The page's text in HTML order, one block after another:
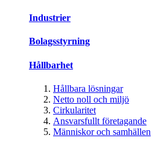
Industrier
Bolagsstyrning
Hållbarhet
Hållbara lösningar
Netto noll och miljö
Cirkularitet
Ansvarsfullt företagande
Människor och samhällen